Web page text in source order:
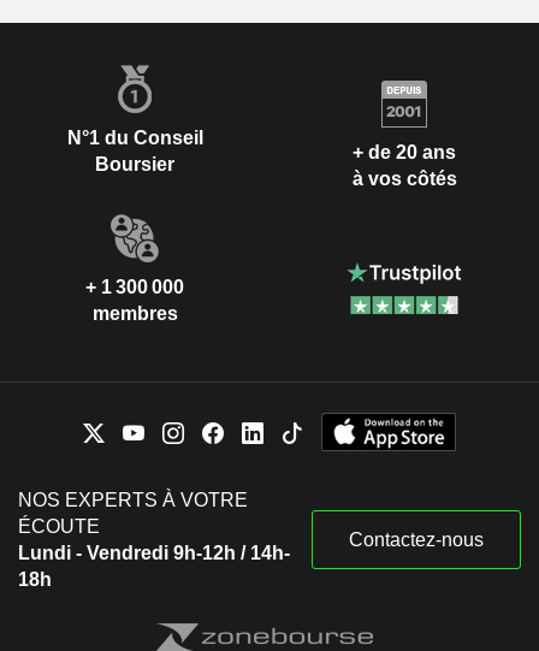
N°1 du Conseil
Boursier
+ de 20 ans
à vos côtés
+ 1 300 000
membres
NOS EXPERTS À VOTRE
ÉCOUTE
Lundi - Vendredi 9h-12h / 14h-
18h
Contactez-nous